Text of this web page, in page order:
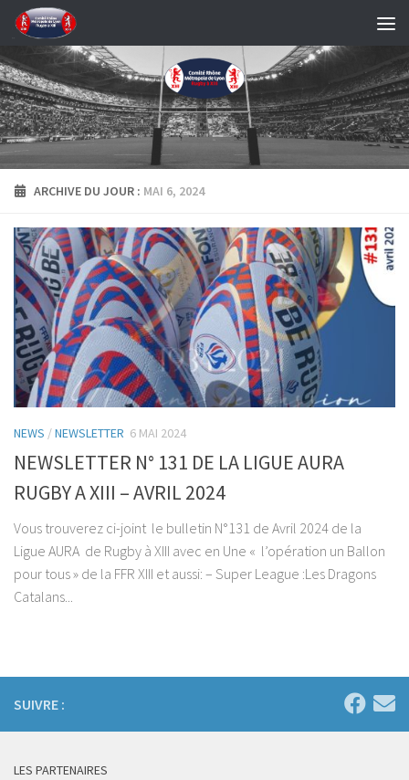
Skip to content
ARCHIVE DU JOUR : MAI 6, 2024
NEWS /NEWSLETTER 6 MAI 2024
NEWSLETTER N° 131 DE LA LIGUE AURA
RUGBY A XIII – AVRIL 2024
Vous trouverez ci-joint le bulletin N°131 de Avril 2024 de la
Ligue AURA de Rugby à XIII avec en Une « l’opération un Ballon
pour tous » de la FFR XIII et aussi: – Super League :Les Dragons
Catalans...
SUIVRE :
LES PARTENAIRES